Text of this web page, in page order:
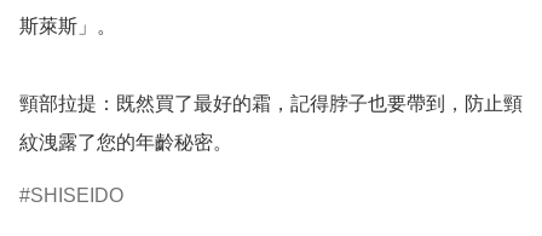
斯萊斯」。
頸部拉提：既然買了最好的霜，記得脖子也要帶到，防止頸
SHISEIDO